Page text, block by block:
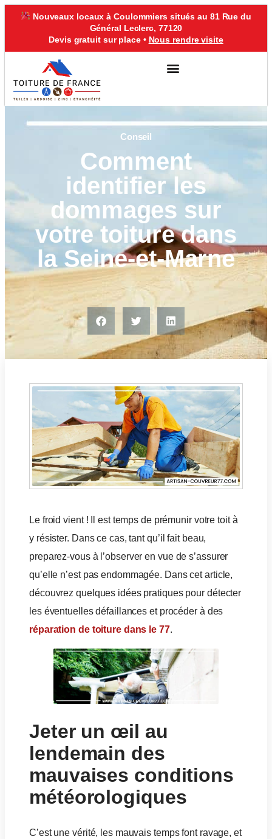
Nouveaux locaux à Coulommiers situés au 81 Rue du
Général Leclerc, 77120
Devis gratuit sur place • Nous rendre visite
Conseil
Comment
identifier les
dommages sur
votre toiture dans
la Seine-et-Marne
Le froid vient ! Il est temps de prémunir votre toit à
y résister. Dans ce cas, tant qu’il fait beau,
preparez-vous à l’observer en vue de s’assurer
qu’elle n’est pas endommagée. Dans cet article,
découvrez quelques idées pratiques pour détecter
les éventuelles défaillances et procéder à des
réparation de toiture dans le 77.
Jeter un œil au
lendemain des
mauvaises conditions
météorologiques
C’est une vérité, les mauvais temps font ravage, et